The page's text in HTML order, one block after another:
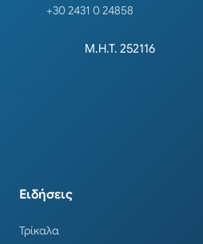
+30 2431 0 24858
Μ.Η.Τ. 252116
Ειδήσεις
Τρίκαλα